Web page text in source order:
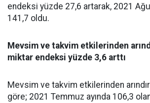
endeksi yüzde 27,6 artarak, 2021
141,7 oldu.
Mevsim ve takvim etkilerinden
miktar endeksi yüzde 3,6 arttı
Mevsim ve takvim etkilerinden
göre; 2021 Temmuz ayında 106,3